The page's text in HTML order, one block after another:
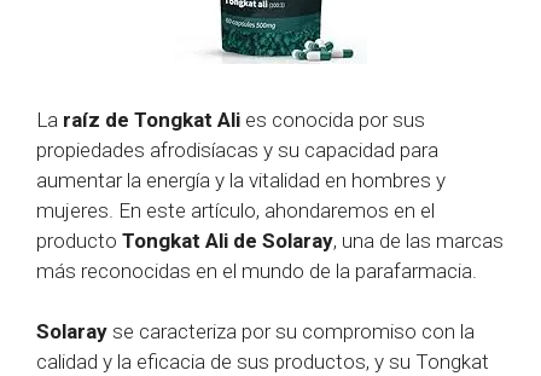
La raíz de Tongkat Ali es conocida por sus
propiedades afrodisíacas y su capacidad para
aumentar la energía y la vitalidad en hombres y
mujeres. En este artículo, ahondaremos en el
producto Tongkat Ali de Solaray, una de las marcas
más reconocidas en el mundo de la parafarmacia.
Solaray se caracteriza por su compromiso con la
calidad y la eficacia de sus productos, y su Tongkat